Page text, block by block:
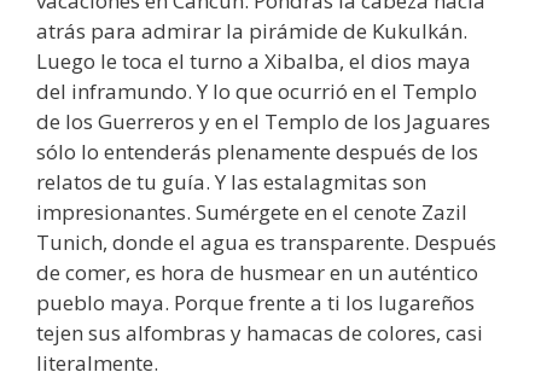
atrás para admirar la pirámide de Kukulkán.
Luego le toca el turno a Xibalba, el dios maya
del inframundo. Y lo que ocurrió en el Templo
de los Guerreros y en el Templo de los Jaguares
sólo lo entenderás plenamente después de los
relatos de tu guía. Y las estalagmitas son
impresionantes. Sumérgete en el cenote Zazil
Tunich, donde el agua es transparente. Después
de comer, es hora de husmear en un auténtico
pueblo maya. Porque frente a ti los lugareños
tejen sus alfombras y hamacas de colores, casi
literalmente.